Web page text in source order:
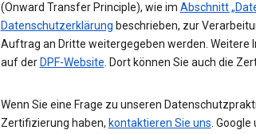
(Onward Transfer Principle), wie im Abschnitt
Datenschutzerklärung beschrieben, zur
Auftrag an Dritte weitergegeben werden. Weitere
auf der DPF-Website. Dort können Sie auch die
Wenn Sie eine Frage zu unseren
Zertifizierung haben, kontaktieren Sie uns.